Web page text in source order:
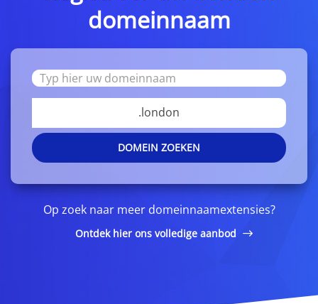
domeinnaam
.london
DOMEIN ZOEKEN
Op zoek naar meer domeinnaamextensies?
Ontdek hier ons volledige aanbod